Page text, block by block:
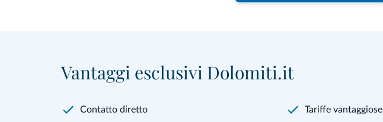
Vantaggi esclusivi Dolomiti.it
Contatto diretto Tariffe vantaggiose